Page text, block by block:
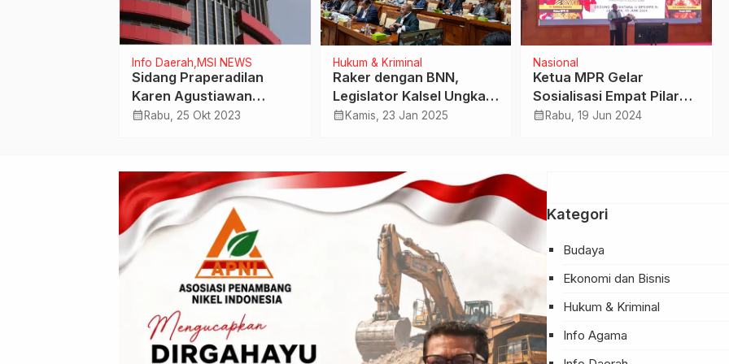
Info Daerah MSI NEWS
Sidang Praperadilan
Karen Agustiawan
Ditunda, Buntut KPK
calendar_month Rabu, 25 Okt 2023
Hukum & Kriminal
Raker dengan BNN,
Legislator Kalsel Ungkap
Peredaran Narkoba di
calendar_month Kamis, 23 Jan 2025
Nasional
Ketua MPR Gelar
Sosialisasi Empat Pilar
MPR dengan SOKSI
calendar_monthRabu, 19 Jun 2024
Kategori
Budaya
Ekonomi dan Bisnis
Hukum & Kriminal
Info Agama